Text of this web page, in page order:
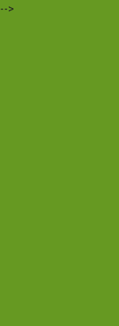
-->